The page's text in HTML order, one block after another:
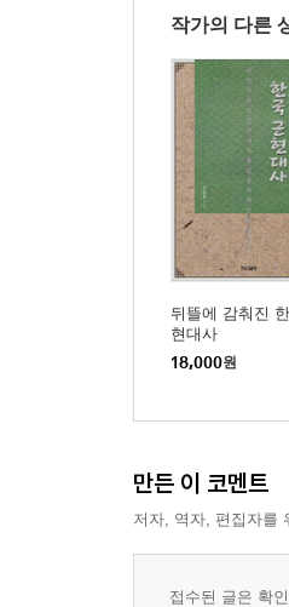
Ⅳ. 주요 용어·구절
작가의 다른
뒤뜰에 감춰진
현대사
18,000원
만든 이 코멘트
저자, 역자, 편집자를
접수된 글은 확